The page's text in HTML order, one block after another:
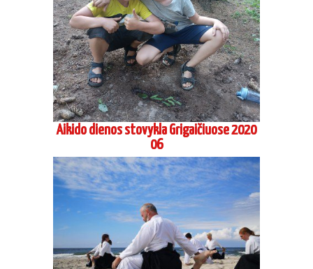
Suaugusių stovykla seminaras Preiloje
2020 08